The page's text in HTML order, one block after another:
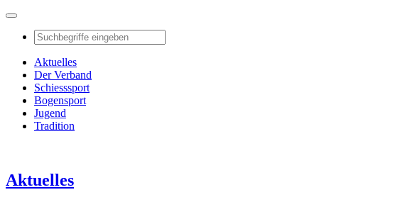
Aktuelles
Der Verband
Schiesssport
Bogensport
Jugend
Tradition
Aktuelles